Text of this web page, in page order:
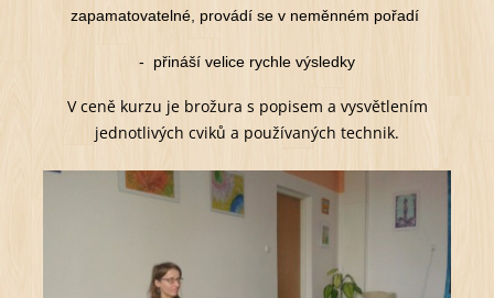
zapamatovatelné, provádí se v neměnném pořadí
- přináší velice rychle výsledky
V ceně kurzu je brožura s popisem a vysvětlením
jednotlivých cviků a používaných technik.